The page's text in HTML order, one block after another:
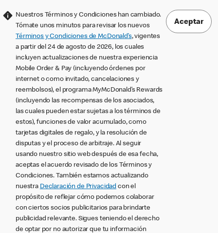
Nuestros Términos y Condiciones han cambiado.
Tómate unos minutos para revisar los nuevos
Términos y Condiciones de McDonald’s, vigentes
a partir del 24 de agosto de 2026, los cuales
incluyen actualizaciones de nuestra experiencia
Mobile Order & Pay (incluyendo órdenes por
internet o como invitado, cancelaciones y
reembolsos), el programa MyMcDonald’s Rewards
(incluyendo las recompensas de los asociados,
las cuales pueden estar sujetas a los términos de
estos), funciones de valor acumulado, como
tarjetas digitales de regalo, y la resolución de
disputas y el proceso de arbitraje. Al seguir
usando nuestro sitio web después de esa fecha,
aceptas el acuerdo revisado de los Términos y
Condiciones. También estamos actualizando
nuestra Declaración de Privacidad con el
propósito de reflejar cómo podemos colaborar
con ciertos socios publicitarios para brindarte
publicidad relevante. Sigues teniendo el derecho
de optar por no autorizar que tu información
Aceptar